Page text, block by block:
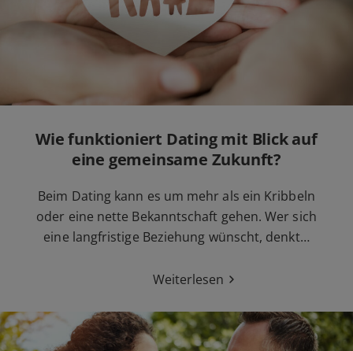
Wie funktioniert Dating mit Blick auf
eine gemeinsame Zukunft?
Beim Dating kann es um mehr als ein Kribbeln
oder eine nette Bekanntschaft gehen. Wer sich
eine langfristige Beziehung wünscht, denkt…
Weiterlesen